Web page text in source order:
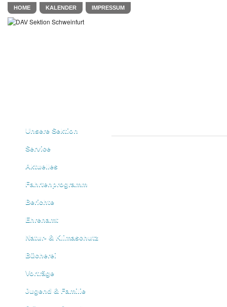
HOME KALENDER IMPRESSUM
Unsere Sektion
Service
Aktuelles
Fahrtenprogramm
Berichte
Ehrenamt
Natur- & Klimaschutz
Bücherei
Vorträge
Jugend & Familie